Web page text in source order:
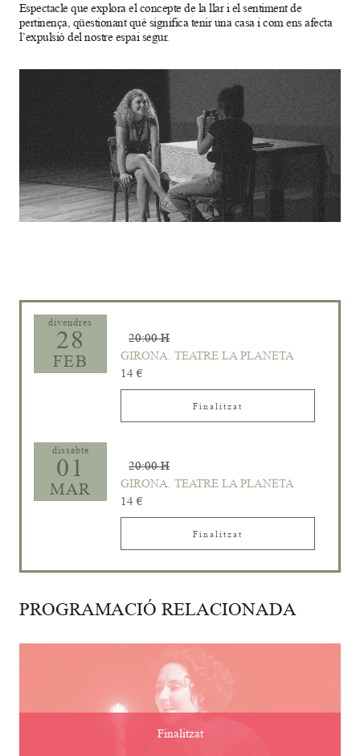
Espectacle que explora el concepte de la llar i el sentiment de
pertinença, qüestionant què significa tenir una casa i com ens afecta
l’expulsió del nostre espai segur.
divendres
28
FEB
20:00 H
GIRONA. TEATRE LA PLANETA
14 €
Finalitzat
dissabte
01
MAR
20:00 H
GIRONA. TEATRE LA PLANETA
14 €
Finalitzat
PROGRAMACIÓ RELACIONADA
Finalitzat